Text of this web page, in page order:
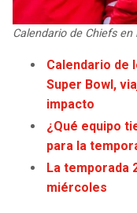
TITANS
COWBOYS
GIANTS
EAGLES
COMMANDERS
WARRIORS
CLIPPERS
LAKERS
SUNS
KINGS
Calendario de Chiefs
Calendario de
Super Bowl,
impacto
¿Qué equipo
para la
La temporada
miércoles